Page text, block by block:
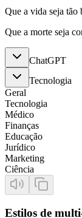
Que a vida seja tão
Que a morte seja
ChatGPT
Tecnologia
Geral
Tecnologia
Médico
Finanças
Educação
Jurídico
Marketing
Ciência
Estilos de